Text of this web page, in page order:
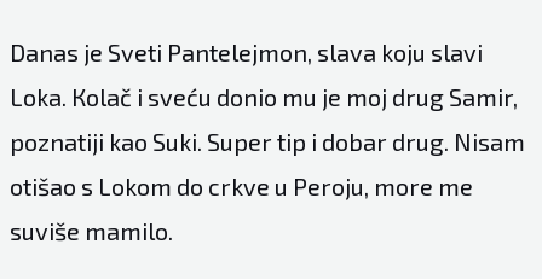
Danas je Sveti Pantelejmon, slava koju slavi
Loka. Кolač i sveću donio mu je moj drug Samir,
poznatiji kao Suki. Super tip i dobar drug. Nisam
otišao s Lokom do crkve u Peroju, more me
suviše mamilo.